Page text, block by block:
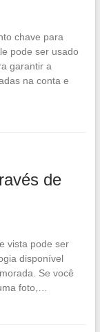
chave para
pode ser usado
garantir a
na conta e
de
vista pode ser
disponível
Se você
foto,…